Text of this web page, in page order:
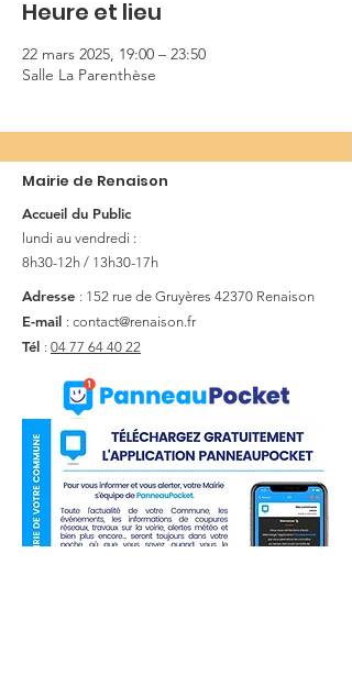
Heure et lieu
22 mars 2025, 19:00 – 23:50
Salle La Parenthèse
Mairie de Renaison
Accueil du Public
lundi au vendredi :
8h30-12h / 13h30-17h
Adresse : 152 rue de Gruyères 42370 Renaison
E-mail : contact@renaison.fr
Tél : 04 77 64 40 22